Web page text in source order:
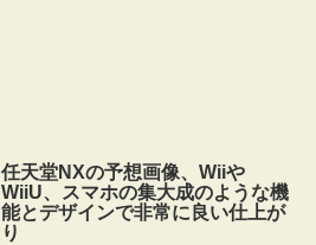
任天堂NXの予想画像、Wiiや
WiiU、スマホの集大成のような機
能とデザインで非常に良い仕上が
り